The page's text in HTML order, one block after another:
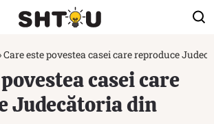
Care este povestea casei care reproduce
casei care
Judecătoria din